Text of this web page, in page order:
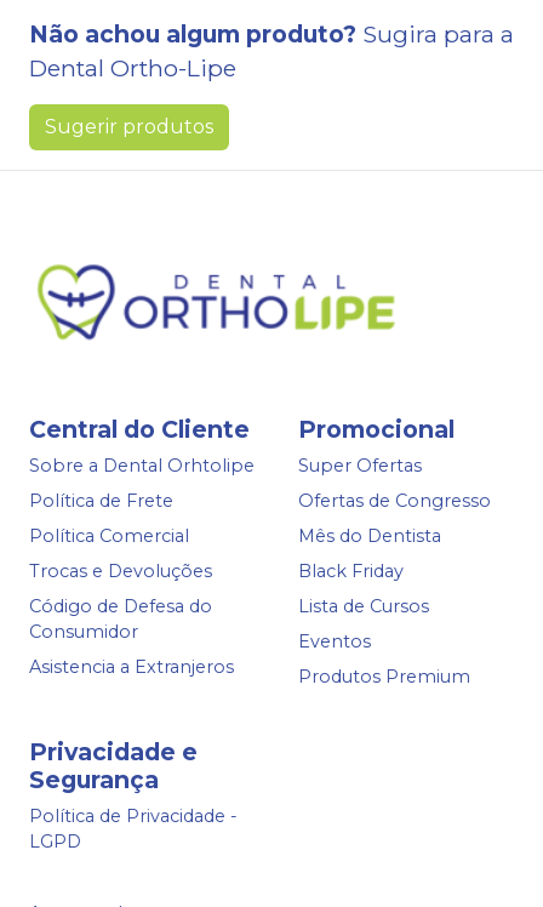
Não achou algum produto? Sugira para a
Dental Ortho-Lipe
Sugerir produtos
Central do Cliente
Sobre a Dental Orhtolipe
Política de Frete
Política Comercial
Trocas e Devoluções
Código de Defesa do
Consumidor
Asistencia a Extranjeros
Promocional
Super Ofertas
Ofertas de Congresso
Mês do Dentista
Black Friday
Lista de Cursos
Eventos
Produtos Premium
Privacidade e
Segurança
Política de Privacidade -
LGPD